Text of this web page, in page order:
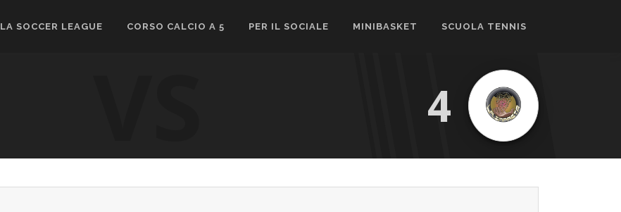
LA SOCCER LEAGUE CORSO CALCIO A 5 PER IL SOCIALE MINIBASKET SCUOLA TENNIS
4